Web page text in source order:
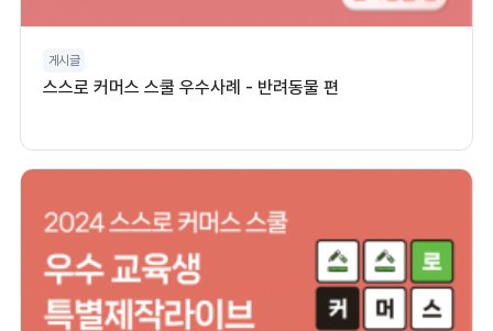
게시글
스스로 커머스 스쿨 우수사례 - 반려동물 편